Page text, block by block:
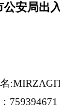
公安局出
759394671